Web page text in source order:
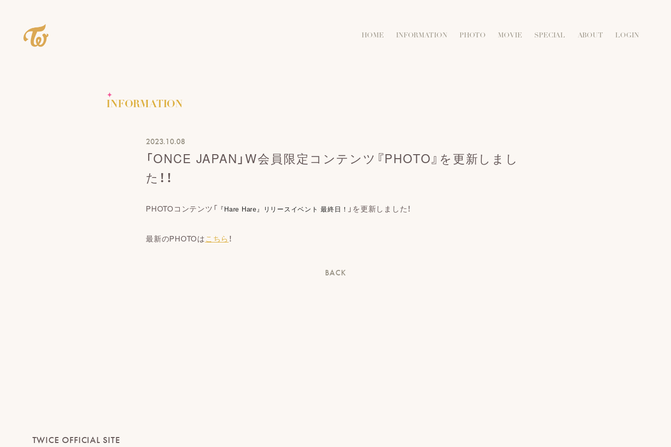
HOME INFORMATION PHOTO MOVIE SPECIAL ABOUT LOGIN
INFORMATION
2023.10.08
「ONCE JAPAN」W会員限定コンテンツ『PHOTO』を更新しまし
た！！
PHOTOコンテンツ「 『Hare Hare』リリースイベント 最終日！ 」を更新しました！
最新のPHOTOはこちら ！
BACK
TWICE OFFICIAL SITE